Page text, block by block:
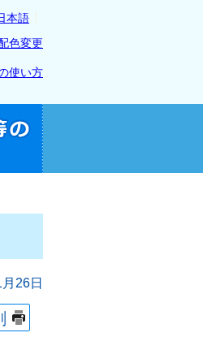
本語
色変更
使い方
26日